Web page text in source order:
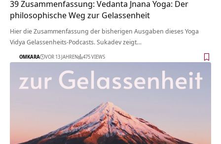
39 Zusammenfassung: Vedanta Jnana Yoga: Der
philosophische Weg zur Gelassenheit
Hier die Zusammenfassung der bisherigen Ausgaben dieses Yoga
Vidya Gelassenheits-Podcasts. Sukadev zeigt…
OMKARA VOR 13 JAHREN 475 VIEWS